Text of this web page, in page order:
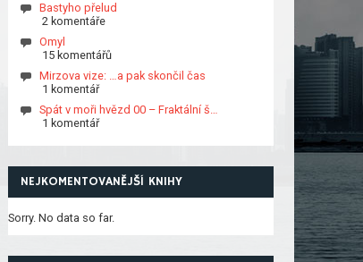
Bastyho přelud
2 komentáře
Omyl
15 komentářů
Mirzova vize: …a pak skončil čas
1 komentář
Spát v moři hvězd 00 – Fraktální š…
1 komentář
NEJKOMENTOVANĚJŠÍ KNIHY
Sorry. No data so far.